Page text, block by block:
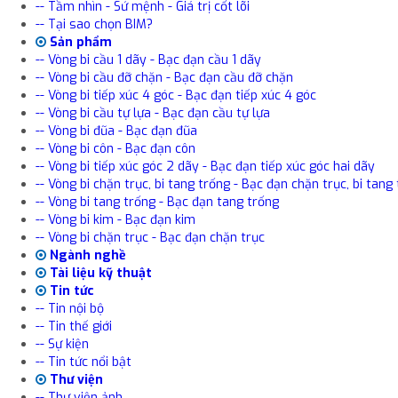
-- Tầm nhìn - Sứ mệnh - Giá trị cốt lõi
-- Tại sao chọn BIM?
Sản phẩm
-- Vòng bi cầu 1 dãy - Bạc đạn cầu 1 dãy
-- Vòng bi cầu đỡ chặn - Bạc đạn cầu đỡ chặn
-- Vòng bi tiếp xúc 4 góc - Bạc đạn tiếp xúc 4 góc
-- Vòng bi cầu tự lựa - Bạc đạn cầu tự lựa
-- Vòng bi đũa - Bạc đạn đũa
-- Vòng bi côn - Bạc đạn côn
-- Vòng bi tiếp xúc góc 2 dãy - Bạc đạn tiếp xúc góc hai dãy
-- Vòng bi chặn trục, bi tang trống - Bạc đạn chặn trục, bi tang
-- Vòng bi tang trống - Bạc đạn tang trống
-- Vòng bi kim - Bạc đạn kim
-- Vòng bi chặn trục - Bạc đạn chặn trục
Ngành nghề
Tài liệu kỹ thuật
Tin tức
-- Tin nội bộ
-- Tin thế giới
-- Sự kiện
-- Tin tức nổi bật
Thư viện